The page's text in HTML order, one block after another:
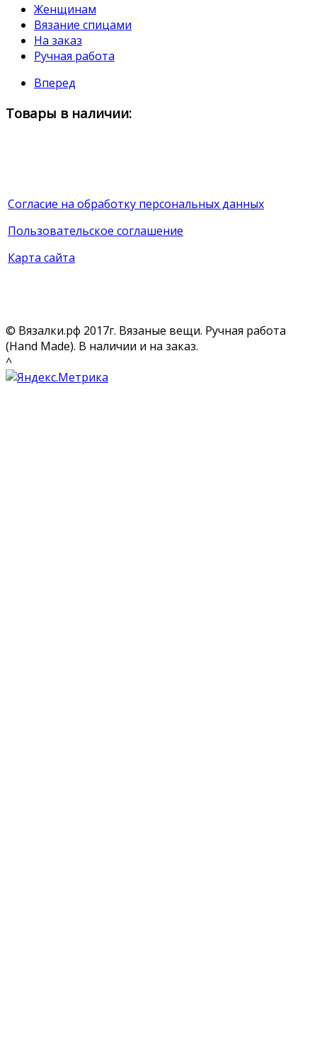
Женщинам
Вязание спицами
На заказ
Ручная работа
Вперед
Товары в наличии:
Согласие на обработку персональных данных
Пользовательское соглашение
Карта сайта
© Вязалки.рф 2017г. Вязаные вещи. Ручная работа
(Hand Made). В наличии и на заказ.
^